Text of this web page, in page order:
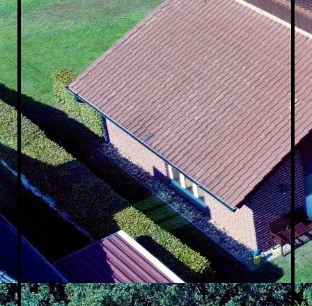
Schlafzimmer unten rechts
Bad unten